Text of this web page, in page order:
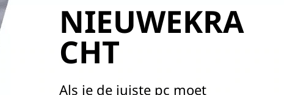
NIEUWEKRA
CHT
Als je de juiste pc moet